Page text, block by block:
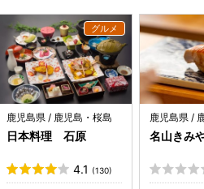
鹿児島県 / 鹿児島・桜島
日本料理 石原
4.1 (130)
鹿児島県 /
名山きみ